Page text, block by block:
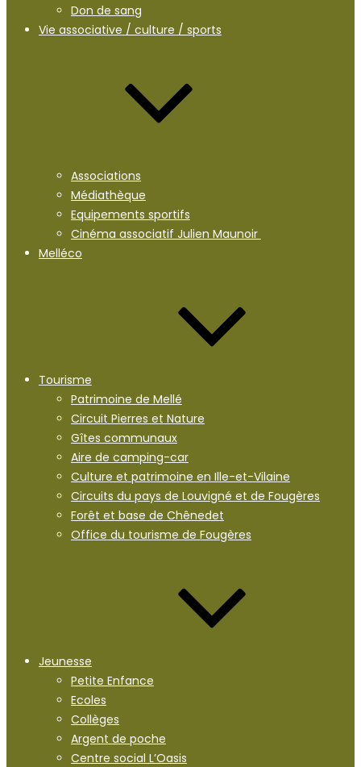
Don de sang
Vie associative / culture / sports
Associations
Médiathèque
Equipements sportifs
Cinéma associatif Julien Maunoir
Melléco
Tourisme
Patrimoine de Mellé
Circuit Pierres et Nature
Gîtes communaux
Aire de camping-car
Culture et patrimoine en Ille-et-Vilaine
Circuits du pays de Louvigné et de Fougères
Forêt et base de Chênedet
Office du tourisme de Fougères
Jeunesse
Petite Enfance
Ecoles
Collèges
Argent de poche
Centre social L’Oasis